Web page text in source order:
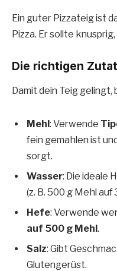
Ein guter Pizzateig ist
Pizza. Er sollte
Die richtigen
Damit dein Teig
Mehl: Verwende
fein gemahlen ist
sorgt.
Wasser: Die ideale
(z. B. 500 g Mehl auf
Hefe: Verwende
auf 500 g Mehl.
Salz: Gibt
Glutengerüst.